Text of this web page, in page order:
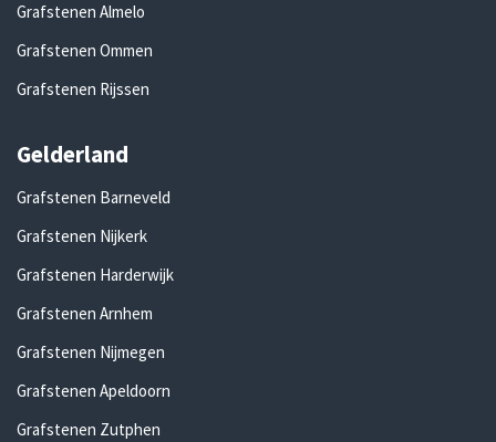
Grafstenen Almelo
Grafstenen Ommen
Grafstenen Rijssen
Gelderland
Grafstenen Barneveld
Grafstenen Nijkerk
Grafstenen Harderwijk
Grafstenen Arnhem
Grafstenen Nijmegen
Grafstenen Apeldoorn
Grafstenen Zutphen